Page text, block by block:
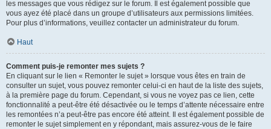
les messages que vous rédigez sur le forum. Il est également possible que
vous ayez été placé dans un groupe d’utilisateurs aux permissions limitées.
Pour plus d’informations, veuillez contacter un administrateur du forum.
Haut
Comment puis-je remonter mes sujets ?
En cliquant sur le lien « Remonter le sujet » lorsque vous êtes en train de
consulter un sujet, vous pouvez remonter celui-ci en haut de la liste des sujets,
à la première page du forum. Cependant, si vous ne voyez pas ce lien, cette
fonctionnalité a peut-être été désactivée ou le temps d’attente nécessaire entre
les remontées n’a peut-être pas encore été atteint. Il est également possible de
remonter le sujet simplement en y répondant, mais assurez-vous de le faire